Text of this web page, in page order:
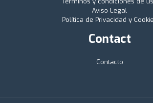
Aviso Legal
Política de Privacidad y
Contact
Contacto